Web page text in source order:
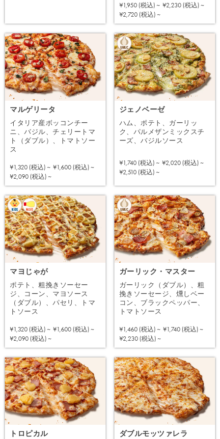
¥1,950 (税込) ~ ¥2,230 (税込) ~
¥2,720 (税込) ~
マルゲリータ
イタリア産ボッコンチー
ニ、バジル、チェリートマ
ト（ダブル）、トマトソー
ス
¥1,320 (税込) ~ ¥1,600 (税込) ~
¥2,090 (税込) ~
ジェノベーゼ
ハム、ポテト、ガーリッ
ク、パルメザンミックスチ
ーズ、バジルソース
¥1,740 (税込) ~ ¥2,020 (税込) ~
¥2,510 (税込) ~
マヨじゃが
ポテト、粗挽きソーセー
ジ、コーン、マヨソース
（ダブル）、パセリ、トマ
トソース
¥1,320 (税込) ~ ¥1,600 (税込) ~
¥2,090 (税込) ~
ガーリック・マスター
ガーリック（ダブル）、粗
挽きソーセージ、燻しベー
コン、ブラックペッパー、
トマトソース
¥1,460 (税込) ~ ¥1,740 (税込) ~
¥2,230 (税込) ~
トロピカル ダブルモッツァレラ